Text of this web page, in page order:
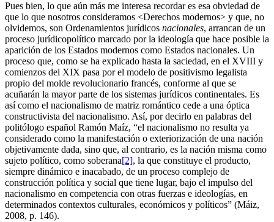
Pues bien, lo que aún más me interesa recordar es esa obviedad de
que lo que nosotros consideramos <Derechos modernos> y que, no
olvidemos, son Ordenamientos jurídicos nacionales, arrancan de un
proceso jurídicopolítico marcado por la ideología que hace posible la
aparición de los Estados modernos como Estados nacionales. Un
proceso que, como se ha explicado hasta la saciedad, en el XVIII y
comienzos del XIX pasa por el modelo de positivismo legalista
propio del molde revolucionario francés, conforme al que se
acuñarán la mayor parte de los sistemas jurídicos continentales. Es
así como el nacionalismo de matriz romántico cede a una óptica
constructivista del nacionalismo. Así, por decirlo en palabras del
politólogo español Ramón Maíz, “el nacionalismo no resulta ya
considerado como la manifestación o exteriorización de una nación
objetivamente dada, sino que, al contrario, es la nación misma como
sujeto político, como soberana[2], la que constituye el producto,
siempre dinámico e inacabado, de un proceso complejo de
construcción política y social que tiene lugar, bajo el impulso del
nacionalismo en competencia con otras fuerzas e ideologías, en
determinados contextos culturales, económicos y políticos” (Máiz,
2008, p. 146).